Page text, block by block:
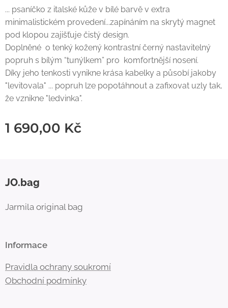
... psaníčko z italské kůže v bílé barvě v extra
minimalistickém provedení...zapínáním na skrytý magnet
pod klopou zajišťuje čistý design.
Doplněné o tenký kožený kontrastní černý nastavitelný
popruh s bílým “tunýlkem” pro komfortnější nosení.
Díky jeho tenkosti vynikne krása kabelky a působí jakoby
"levitovala" ... popruh lze popotáhnout a zafixovat uzly tak,
že vznikne "ledvinka".
1 690,00 Kč
JO.bag
Jarmila original bag
Informace
Pravidla ochrany soukromí
Obchodní podmínky